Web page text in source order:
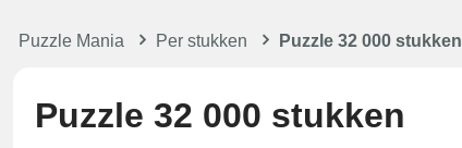
Puzzle Mania Per stukken Puzzle 32 000 stukken
Puzzle 32 000 stukken